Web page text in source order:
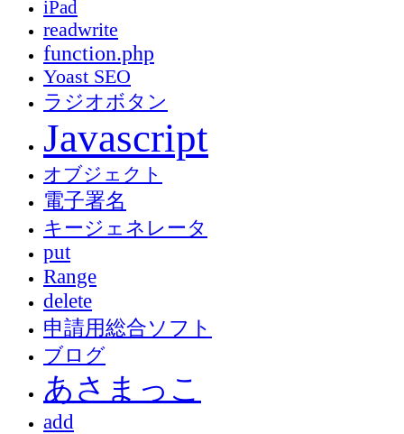
iPad
readwrite
function.php
Yoast SEO
ラジオボタン
Javascript
オブジェクト
電子署名
キージェネレータ
put
Range
delete
申請用総合ソフト
ブログ
あさまっこ
add